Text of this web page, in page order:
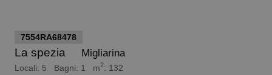
7554RA68478
La spezia Migliarina
Locali: 5 Bagni: 1 m2: 132